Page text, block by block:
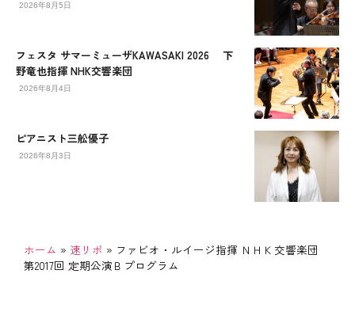
2026年8月5日
フェスタ サマーミューザKAWASAKI 2026 下
野竜也指揮 NHK交響楽団
2026年8月4日
ピアニスト三舩優子
2026年8月3日
ホーム » 速リポ » ファビオ・ルイージ指揮 ＮＨＫ交響楽団
第2017回 定期公演Ｂプログラム